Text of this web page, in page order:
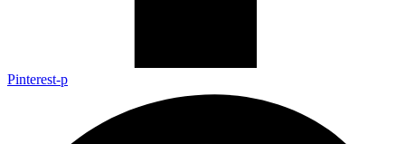
Pinterest-p